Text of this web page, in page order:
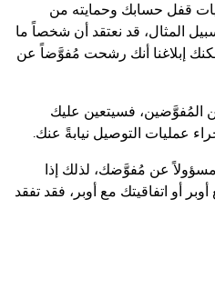
قفل حسابك وحمايته من
المثال، قد نعتقد أن شخصاً ما
إبلاغنا أنك رشحت مُفوَّضاً عن
المُفوَّضين، فسيتعين عليك
عمليات التوصيل نيابةً عنك.
عن مُفوَّضك، لذلك إذا
أو اتفاقيتك مع أوبر، فقد تفقد